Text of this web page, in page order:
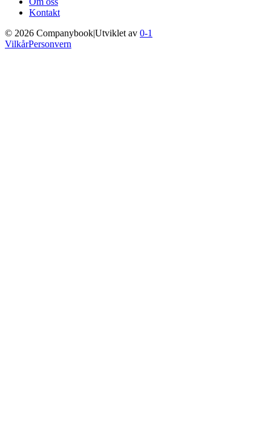
Kontakt
© 2026 CompanybookUtviklet av 0-1
VilkårPersonvern